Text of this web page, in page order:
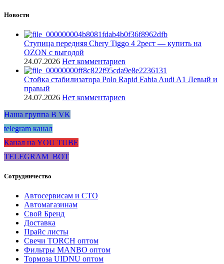
Новости
Ступица передняя Chery Tiggo 4 2рест — купить на
OZON с выгодой
24.07.2026 Нет комментариев
Стойка стабилизатора Polo Rapid Fabia Audi A1 Левый и
правый
24.07.2026 Нет комментариев
Наша группа В VK
telegram канал
Канал на YOU TUBE
TELEGRAM_BOT
Сотрудничество
Автосервисам и СТО
Автомагазинам
Свой Бренд
Доставка
Прайс листы
Свечи TORCH оптом
Фильтры MANBO оптом
Тормоза UIDNU оптом